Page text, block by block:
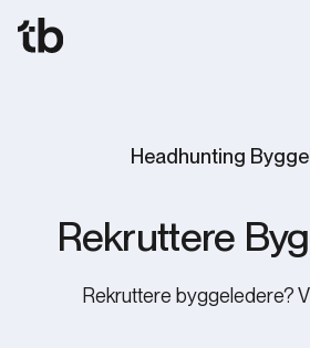
Headhunting
Rekruttere
Rekruttere byggeledere?